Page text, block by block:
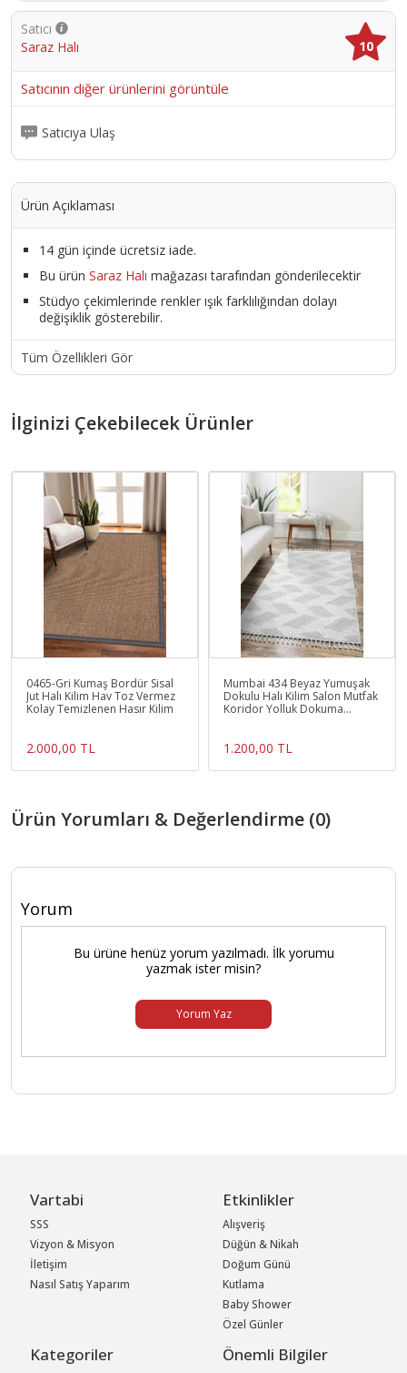
Satıcı
Saraz Halı
10
Satıcının diğer ürünlerini görüntüle
Satıcıya Ulaş
Ürün Açıklaması
14 gün içinde ücretsiz iade.
Bu ürün Saraz Halı mağazası tarafından gönderilecektir
Stüdyo çekimlerinde renkler ışık farklılığından dolayı
değişiklik gösterebilir.
Tüm Özellikleri Gör
İlginizi Çekebilecek Ürünler
0465-Gri Kumaş Bordür Sisal
Jut Halı Kilim Hav Toz Vermez
Kolay Temizlenen Hasır Kilim
2.000,00 TL
Mumbai 434 Beyaz Yumuşak
Dokulu Halı Kilim Salon Mutfak
Koridor Yolluk Dokuma
1.200,00 TL
Ürün Yorumları & Değerlendirme (0)
Yorum
Bu ürüne henüz yorum yazılmadı. İlk yorumu
yazmak ister misin?
Yorum Yaz
Vartabi
SSS
Vizyon & Misyon
İletişim
Nasıl Satış Yaparım
Etkinlikler
Alışveriş
Düğün & Nikah
Doğum Günü
Kutlama
Baby Shower
Özel Günler
Kategoriler Önemli Bilgiler